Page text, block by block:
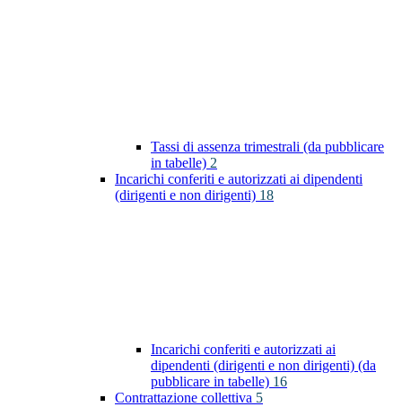
Tassi di assenza trimestrali (da pubblicare
in tabelle) 2
Incarichi conferiti e autorizzati ai dipendenti
(dirigenti e non dirigenti) 18
Incarichi conferiti e autorizzati ai
dipendenti (dirigenti e non dirigenti) (da
pubblicare in tabelle) 16
Contrattazione collettiva 5